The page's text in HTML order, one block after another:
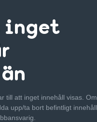
inget
till att inget innehåll visas. Om
upp/ta bort befintligt innehåll